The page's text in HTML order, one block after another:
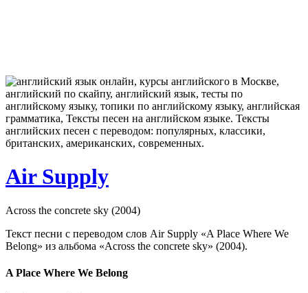
Air Supply
Across the concrete sky (2004)
Текст песни с переводом слов Air Supply «A Place Where We
Belong» из альбома «Across the concrete sky» (2004).
A Place Where We Belong